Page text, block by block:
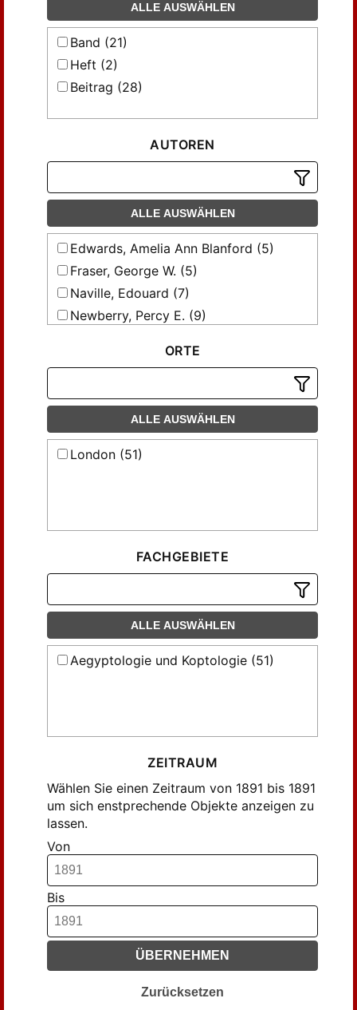
ALLE AUSWÄHLEN
Band (21)
Heft (2)
Beitrag (28)
AUTOREN
ALLE AUSWÄHLEN
Edwards, Amelia Ann Blanford (5)
Fraser, George W. (5)
Naville, Edouard (7)
Newberry, Percy E. (9)
ORTE
ALLE AUSWÄHLEN
London (51)
FACHGEBIETE
ALLE AUSWÄHLEN
Aegyptologie und Koptologie (51)
ZEITRAUM
Wählen Sie einen Zeitraum von 1891 bis 1891
um sich enstprechende Objekte anzeigen zu
lassen.
Von
Bis
ÜBERNEHMEN
Zurücksetzen